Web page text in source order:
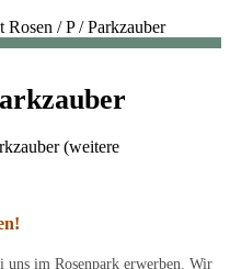
Rosen /P/Parkzauber
(weitere
uns im Rosenpark erwerben. Wir